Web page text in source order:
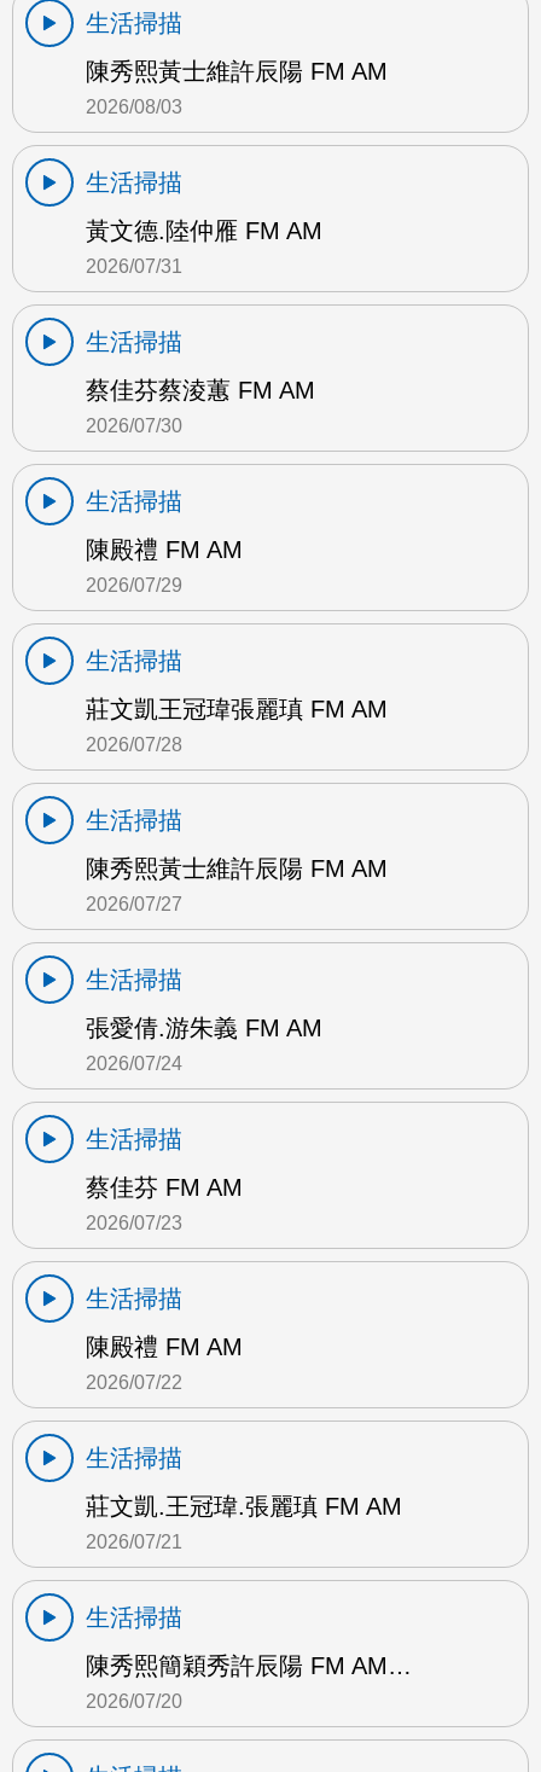
生活掃描
陳秀熙黃士維許辰陽 FM AM
2026/08/03
生活掃描
黃文德.陸仲雁 FM AM
2026/07/31
生活掃描
蔡佳芬蔡淩蕙 FM AM
2026/07/30
生活掃描
陳殿禮 FM AM
2026/07/29
生活掃描
莊文凱王冠瑋張麗瑱 FM AM
2026/07/28
生活掃描
陳秀熙黃士維許辰陽 FM AM
2026/07/27
生活掃描
張愛倩.游朱義 FM AM
2026/07/24
生活掃描
蔡佳芬 FM AM
2026/07/23
生活掃描
陳殿禮 FM AM
2026/07/22
生活掃描
莊文凱.王冠瑋.張麗瑱 FM AM
2026/07/21
生活掃描
陳秀熙簡穎秀許辰陽 FM AM…
2026/07/20